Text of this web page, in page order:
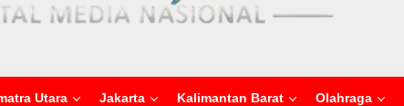
Utara Jakarta Kalimantan Barat Olahraga